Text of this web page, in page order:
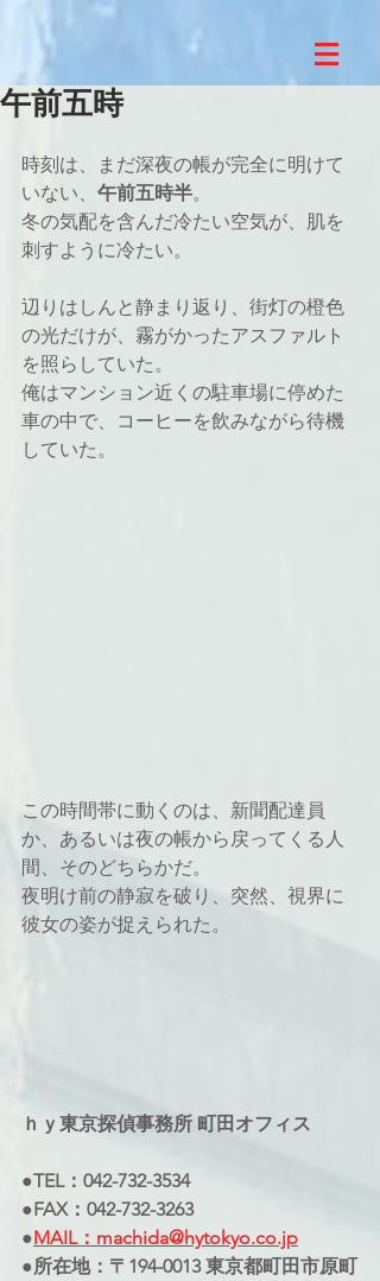
午前五時
時刻は、まだ深夜の帳が完全に明けて
いない、 午前五時半。
冬の気配を含んだ冷たい空気が、肌を
刺すように冷たい。
辺りはしんと静まり返り、街灯の橙色
の光だけが、霧がかったアスファルト
を照らしていた。
俺はマンション近くの駐車場に停めた
車の中で、コーヒーを飲みながら待機
していた。
この時間帯に動くのは、新聞配達員
か、あるいは夜の帳から戻ってくる人
間、そのどちらかだ。
夜明け前の静寂を破り、突然、視界に
彼女の姿が捉えられた。
ｈｙ東京探偵事務所 町田オフィス
●TEL：042-732-3534
●FAX：042-732-3263
●MAIL：machida@hytokyo.co.jp
●所在地：〒194-0013 東京都町田市原町